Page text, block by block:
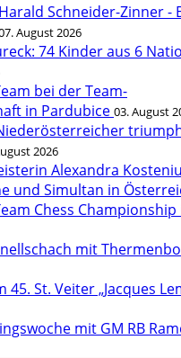
Schneider-Zinner -
August 2026
74 Kinder aus 6
bei der Team-
in Pardubice 03. August
2026
Alexandra
und Simultan in
Chess
mit
St. Veiter „Jacques
mit GM RB